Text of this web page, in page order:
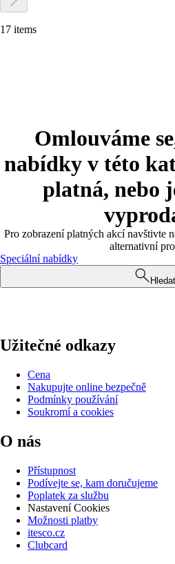
17 items
Omlouváme
nabídky v této
platná, nebo
Pro zobrazení platných akcí navštivte
alternativní
Speciální nabídky
Hledat
Užitečné odkazy
Cena
Nakupujte online bezpečně
Podmínky používání
Soukromí a cookies
O nás
Přístupnost
Podívejte se, kam doručujeme
Poplatek za službu
Nastavení Cookies
Možnosti platby
itesco.cz
Clubcard